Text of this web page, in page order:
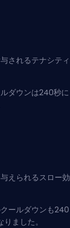
されるテナシティ
ダウンは240秒に
えられるスロー効
ールダウンも240
ました。